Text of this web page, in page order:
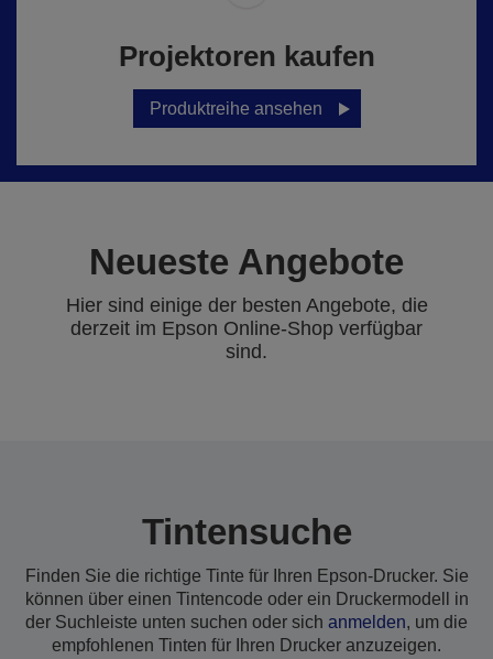
Projektoren kaufen
Produktreihe ansehen
Neueste Angebote
Hier sind einige der besten Angebote, die
derzeit im Epson Online-Shop verfügbar
sind.
Tintensuche
Finden Sie die richtige Tinte für Ihren Epson-Drucker. Sie
können über einen Tintencode oder ein Druckermodell in
der Suchleiste unten suchen oder sich anmelden, um die
empfohlenen Tinten für Ihren Drucker anzuzeigen.